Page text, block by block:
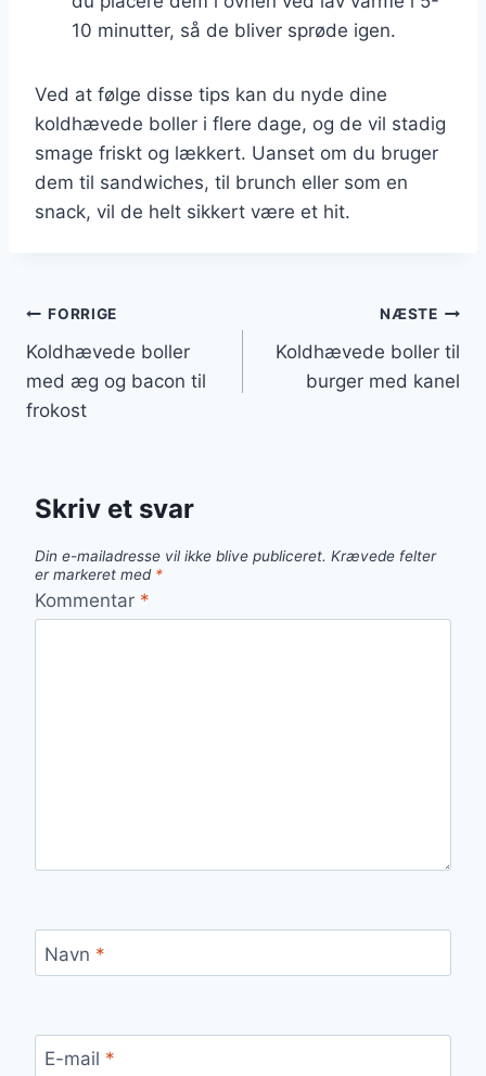
10 minutter, så de bliver sprøde igen.
Ved at følge disse tips kan du nyde dine
koldhævede boller i flere dage, og de vil stadig
smage friskt og lækkert. Uanset om du bruger
dem til sandwiches, til brunch eller som en
snack, vil de helt sikkert være et hit.
Indlægsnavigation
FORRIGE
Koldhævede boller
med æg og bacon til
frokost
NÆSTE
Koldhævede boller til
burger med kanel
Skriv et svar
Din e-mailadresse vil ikke blive publiceret. Krævede felter
er markeret med *
Kommentar *
Navn *
E-mail *